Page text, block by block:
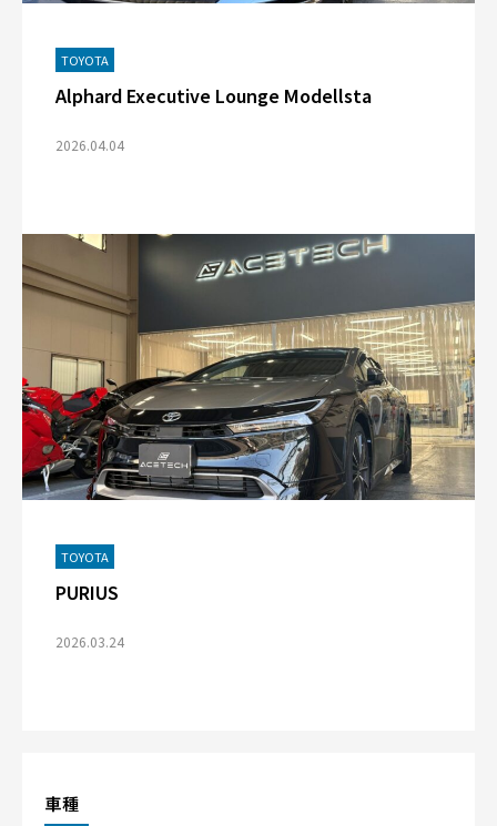
TOYOTA
Alphard Executive Lounge Modellsta
2026.04.04
TOYOTA
PURIUS
2026.03.24
車種